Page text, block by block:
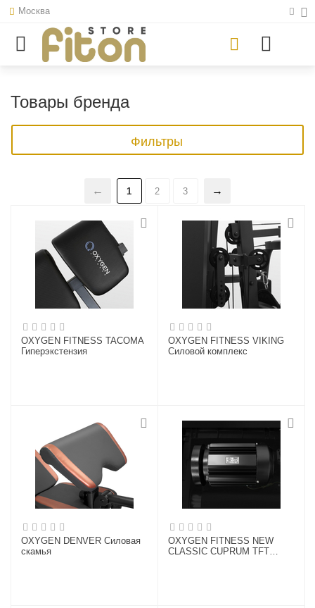
Москва
Товары бренда
Фильтры
1 2 3
OXYGEN FITNESS TACOMA
Гиперэкстензия
OXYGEN FITNESS VIKING
Силовой комплекс
OXYGEN DENVER Силовая
скамья
OXYGEN FITNESS NEW
CLASSIC CUPRUM TFT